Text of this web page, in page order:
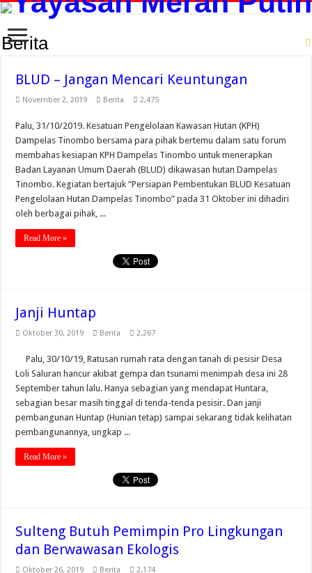
Berita
BLUD – Jangan Mencari Keuntungan
November 2, 2019 Berita 2,475
Palu, 31/10/2019. Kesatuan Pengelolaan Kawasan Hutan (KPH)
Dampelas Tinombo bersama para pihak bertemu dalam satu forum
membahas kesiapan KPH Dampelas Tinombo untuk menerapkan
Badan Layanan Umum Daerah (BLUD) dikawasan hutan Dampelas
Tinombo. Kegiatan bertajuk “Persiapan Pembentukan BLUD Kesatuan
Pengelolaan Hutan Dampelas Tinombo” pada 31 Oktober ini dihadiri
oleh berbagai pihak, ...
Read More »
Janji Huntap
Oktober 30, 2019 Berita 2,267
Palu, 30/10/19, Ratusan rumah rata dengan tanah di pesisir Desa
Loli Saluran hancur akibat gempa dan tsunami menimpah desa ini 28
September tahun lalu. Hanya sebagian yang mendapat Huntara,
sebagian besar masih tinggal di tenda-tenda pesisir. Dan janji
pembangunan Huntap (Hunian tetap) sampai sekarang tidak kelihatan
pembangunannya, ungkap ...
Read More »
Sulteng Butuh Pemimpin Pro Lingkungan
dan Berwawasan Ekologis
Oktober 26, 2019 Berita 2,174